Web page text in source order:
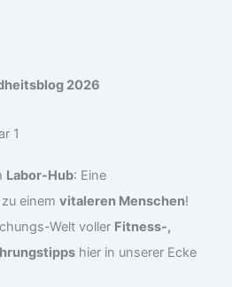
2026
Labor-Hub: Eine
zu einemvitaleren Menschen!
Welt voller Fitness-,
hier in unserer Ecke